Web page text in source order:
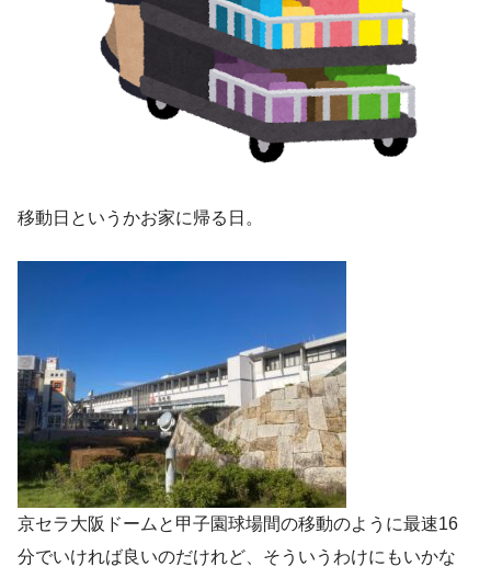
移動日というかお家に帰る日。
京セラ大阪ドームと甲子園球場間の移動のように最速16
分でいければ良いのだけれど、そういうわけにもいかな